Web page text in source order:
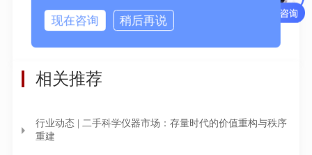
返回列表
相关推荐
行业动态 | 二手科学仪器市场：存量时代的价值重构与秩序
重建
现在咨询 稍后再说